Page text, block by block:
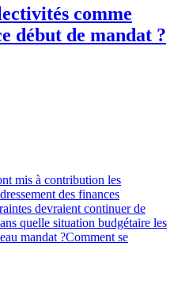
comme
début de mandat ?
mis à contribution les
des finances
devraient continuer de
quelle situation budgétaire les
mandat ?Comment se